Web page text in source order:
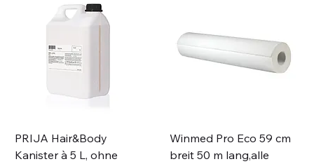
PRIJA Hair&Body
Kanister à 5 L, ohne
Winmed Pro Eco 59 cm
breit 50 m lang,alle